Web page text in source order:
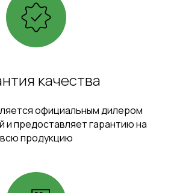
качества
официальным дилером
и предоставляет гарантию на
всю продукцию